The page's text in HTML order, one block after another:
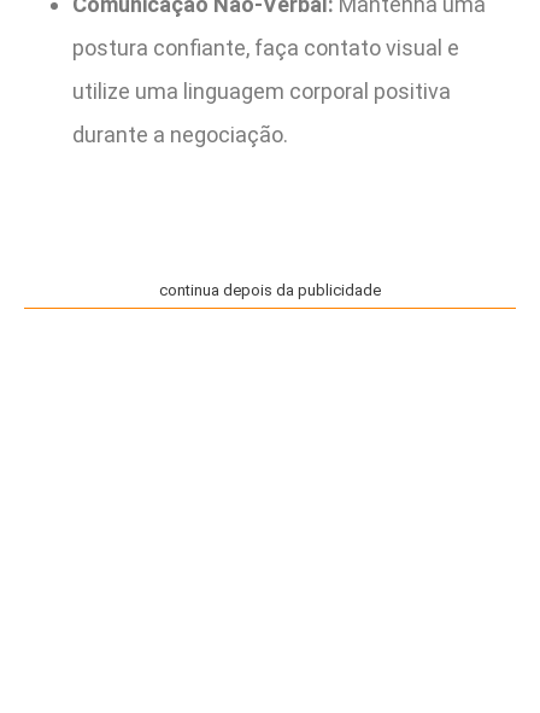
postura confiante, faça contato visual e
utilize uma linguagem corporal positiva
durante a negociação.
continua depois da publicidade